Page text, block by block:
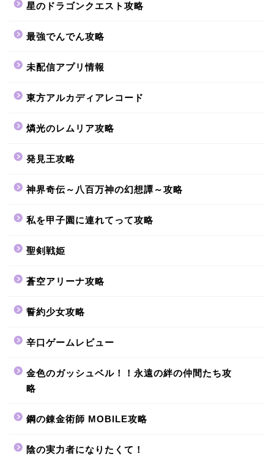
星のドラゴンクエスト攻略
最強でんでん攻略
未配信アプリ情報
東方アルカディアレコード
燐光のレムリア攻略
発見王攻略
神界奇伝～八百万神の幻想譚～攻略
私を甲子園に連れてって攻略
聖剣戦姫
蒼空アリーナ攻略
誓約少女攻略
辛口ゲームレビュー
金色のガッシュベル！！永遠の絆の仲間たち攻
略
鋼の錬金術師 MOBILE攻略
陰の実力者になりたくて！